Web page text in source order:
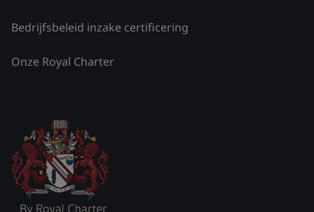
Bedrijfsbeleid inzake certificering
Onze Royal Charter